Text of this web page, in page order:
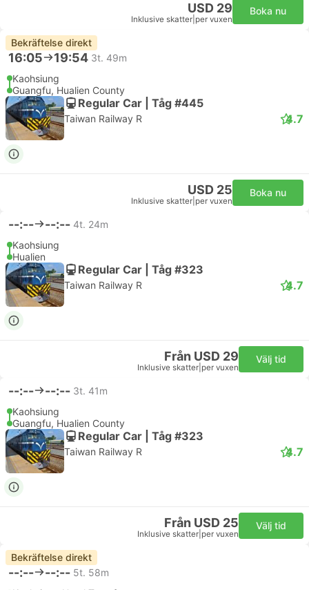
USD 29
Inklusive skatter per vuxen
Boka nu
Bekräftelse direkt
16:05 19:54 3t. 49m
Kaohsiung
Guangfu, Hualien County
Regular Car | Tåg #445
Taiwan Railway R 4.7
USD 25
Inklusive skatter per vuxen
Boka nu
--:-- --:-- 4t. 24m
Kaohsiung
Hualien
Regular Car | Tåg #323
Taiwan Railway R 4.7
Från USD 29
Inklusive skatter per vuxen
Välj tid
--:-- --:-- 3t. 41m
Kaohsiung
Guangfu, Hualien County
Regular Car | Tåg #323
Taiwan Railway R 4.7
Från USD 25
Inklusive skatter per vuxen
Välj tid
Bekräftelse direkt
--:-- --:-- 5t. 58m